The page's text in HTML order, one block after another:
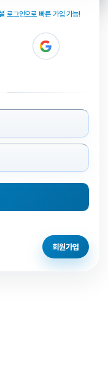
로그인으로 빠른 가입 가능!
회원가입